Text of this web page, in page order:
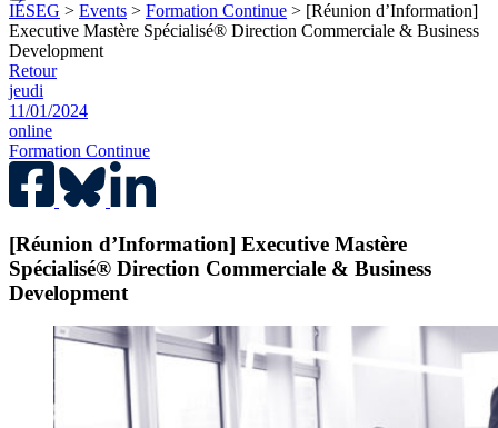
IÉSEG > Events > Formation Continue > [Réunion d’Information]
Executive Mastère Spécialisé® Direction Commerciale & Business
Development
Retour
jeudi
11/01/2024
online
Formation Continue
[Réunion d’Information] Executive Mastère
Spécialisé® Direction Commerciale & Business
Development